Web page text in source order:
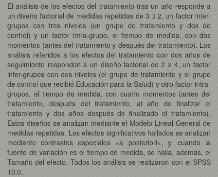
El análisis de los efectos del tratamiento tras un año responde a
un diseño factorial de medidas repetidas de 3  2, un factor inter-
grupos con tres niveles (un grupo de tratamiento y dos de
control) y un factor intra-grupo, el tiempo de medida, con dos
momentos (antes del tratamiento y después del tratamiento). Los
análisis referidos a los efectos del tratamiento con dos años de
seguimiento responden a un diseño factorial de 2 x 4, un factor
inter-grupos con dos niveles (el grupo de tratamiento y el grupo
de control que recibió Educación para la Salud) y otro factor intra-
grupos, el tiempo de medida, con cuatro momentos (antes del
tratamiento, después del tratamiento, al año de finalizar el
tratamiento y dos años después de finalizado el tratamiento).
Estos diseños se analizan mediante el Modelo Lineal General de
medidas repetidas. Los efectos significativos hallados se analizan
mediante contrastes especiales «a posteriori», y, cuando la
fuente de variación es el tiempo de medida, se halla, además, el
Tamaño del efecto. Todos los análisis se realizaron con el SPSS
10.0.